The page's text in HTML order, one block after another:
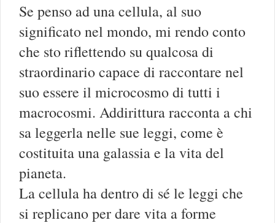
Se penso ad una cellula, al suo
significato nel mondo, mi rendo conto
che sto riflettendo su qualcosa di
straordinario capace di raccontare nel
suo essere il microcosmo di tutti i
macrocosmi. Addirittura racconta a chi
sa leggerla nelle sue leggi, come è
costituita una galassia e la vita del
pianeta.
La cellula ha dentro di sé le leggi che
si replicano per dare vita a forme